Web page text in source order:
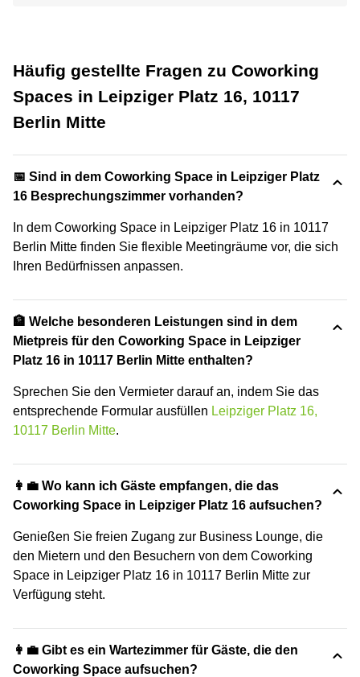
Häufig gestellte Fragen zu Coworking
Spaces in Leipziger Platz 16, 10117
Berlin Mitte
📅 Sind in dem Coworking Space in Leipziger Platz
16 Besprechungszimmer vorhanden?
In dem Coworking Space in Leipziger Platz 16 in 10117
Berlin Mitte finden Sie flexible Meetingräume vor, die sich
Ihren Bedürfnissen anpassen.
🏦 Welche besonderen Leistungen sind in dem
Mietpreis für den Coworking Space in Leipziger
Platz 16 in 10117 Berlin Mitte enthalten?
Sprechen Sie den Vermieter darauf an, indem Sie das
entsprechende Formular ausfüllen Leipziger Platz 16,
10117 Berlin Mitte.
👩‍💼 Wo kann ich Gäste empfangen, die das
Coworking Space in Leipziger Platz 16 aufsuchen?
Genießen Sie freien Zugang zur Business Lounge, die
den Mietern und den Besuchern von dem Coworking
Space in Leipziger Platz 16 in 10117 Berlin Mitte zur
Verfügung steht.
👩‍💼 Gibt es ein Wartezimmer für Gäste, die den
Coworking Space aufsuchen?